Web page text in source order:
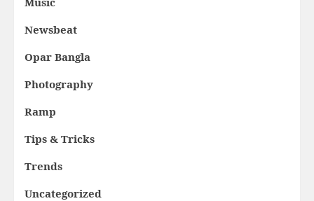
Newsbeat
Opar Bangla
Photography
Ramp
Tips & Tricks
Trends
Uncategorized